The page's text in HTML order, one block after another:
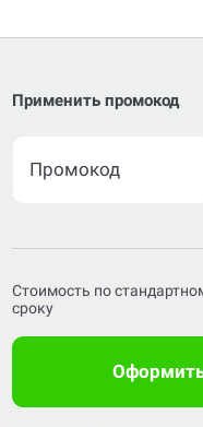
Применить промокод
Стоимость по
сроку